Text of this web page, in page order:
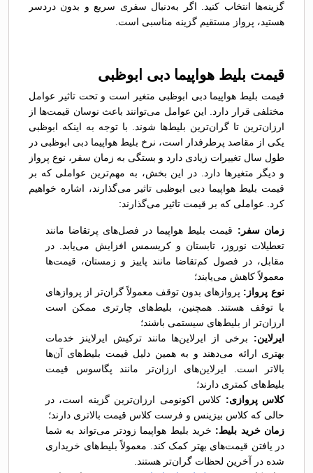
گزینه‌ها انتخاب کنید. اگر به‌دنبال سفری سریع و بدون دردسر
هستید، پرواز مستقیم گزینه مناسبی است.
قیمت بلیط هواپیما دبی ابوظبی
قیمت بلیط هواپیما دبی ابوظبی متغیر است و تحت تاثیر عوامل
مختلفی قرار دارد. این عوامل می‌توانند باعث نوسان قیمت‌ها از
ارزان‌ترین تا گران‌ترین بلیط‌ها شوند. با توجه به اینکه ابوظبی
یکی از مقاصد پرطرفدار است، نرخ بلیط هواپیما دبی ابوظبی در
طول سال تغییرات زیادی دارد و بستگی به زمان سفر، نوع پرواز
و دیگر متغیرها دارد. در این بخش، به مهم‌ترین عواملی که بر
قیمت بلیط هواپیما دبی ابوظبی تاثیر می‌گذارند، اشاره خواهیم
کرد. عواملی که بر قیمت تاثیر می‌گذارند:
زمان سفر: قیمت بلیط هواپیما در فصل‌های پرتقاضا مانند
تعطیلات نوروز، تابستان و کریسمس افزایش می‌یابد. در
مقابل، در فصول کم‌تقاضا مانند پاییز و زمستان، قیمت‌ها
معمولاً کاهش می‌یابند؛
نوع پرواز: پروازهای بدون توقف معمولاً گران‌تر از پروازهای
با توقف هستند. همچنین، بلیط‌های چارتری ممکن است
ارزان‌تر از بلیط‌های سیستمی باشند؛
ایرلاین: برخی از ایرلاین‌ها مانند ترکیش ایرلاینز خدمات
بهتری ارائه می‌دهند و به همین دلیل قیمت بلیط‌های آن‌ها
بالاتر است. ایرلاین‌های ارزان‌تر مانند پگاسوس قیمت
بلیط‌های کمتری دارند؛
کلاس پروازی: کلاس اکونومی ارزان‌ترین گزینه است، در
حالی که کلاس بیزینس و فرست کلاس قیمت بالاتری دارند؛
زمان خرید بلیط: خرید بلیط هواپیما زودتر می‌تواند به شما
در یافتن قیمت‌های بهتر کمک کند. معمولاً بلیط‌های خریداری
شده در آخرین لحظات گران‌تر هستند.